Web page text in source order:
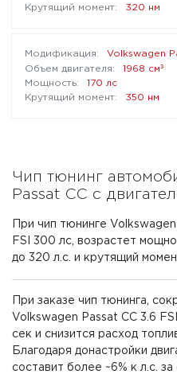
320 нм
Volkswagen
1968 см³
170 лс
350 нм
Чип тюнинг
Passat CC с
При чип тюнинге
FSI 300 лс, возрастет
до 320 л.с. и крутящий
При заказе чип тюнинга,
Volkswagen Passat CC 3.6
сек и снизится расход
Благодаря донастройки
составит более ~6% к л.с.